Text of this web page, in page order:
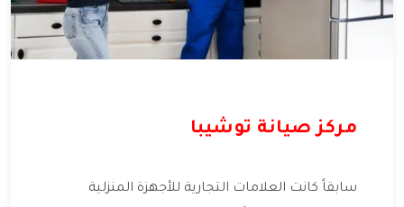
مركز صيانة توشيبا
سابقاً كانت العلامات التجارية للأجهزة المنزلية